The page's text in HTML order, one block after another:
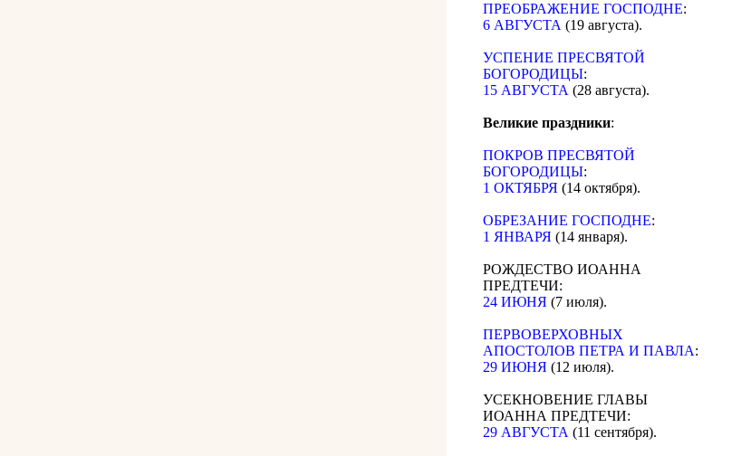
ПРЕОБРАЖЕНИЕ ГОСПОДНЕ:
6 АВГУСТА (19 августа).
УСПЕНИЕ ПРЕСВЯТОЙ
БОГОРОДИЦЫ:
15 АВГУСТА (28 августа).
Великие праздники:
ПОКРОВ ПРЕСВЯТОЙ
БОГОРОДИЦЫ:
1 ОКТЯБРЯ (14 октября).
ОБРЕЗАНИЕ ГОСПОДНЕ:
1 ЯНВАРЯ (14 января).
РОЖДЕСТВО ИОАННА
ПРЕДТЕЧИ:
24 ИЮНЯ (7 июля).
ПЕРВОВЕРХОВНЫХ
АПОСТОЛОВ ПЕТРА И ПАВЛА:
29 ИЮНЯ (12 июля).
УСЕКНОВЕНИЕ ГЛАВЫ
ИОАННА ПРЕДТЕЧИ:
29 АВГУСТА (11 сентября).